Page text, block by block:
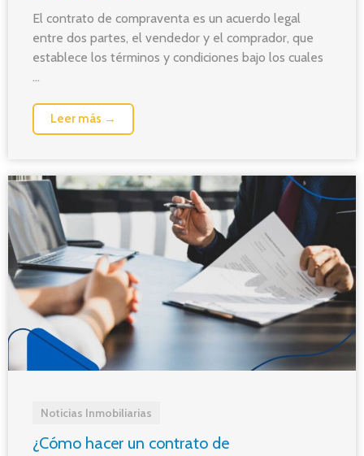
El contrato de compraventa es un acuerdo legal
entre dos partes, el vendedor y el comprador, que
establece los términos y condiciones bajo los cuales
...
Leer más →
Noticias Inmobiliarias
¿Cómo hacer un contrato de